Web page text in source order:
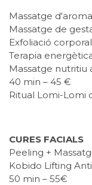
Massatge
Massatge de
Exfoliació
Terapia
Massatge nutritiu
40 min – 45 €
Ritual Lomi-Lomi
CURES FACIALS
Peeling +
Kobido Lifting
50 min – 55€